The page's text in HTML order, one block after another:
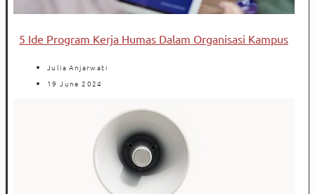
5 Ide Program Kerja Humas Dalam Organisasi Kampus
Julia Anjarwati
19 June 2024